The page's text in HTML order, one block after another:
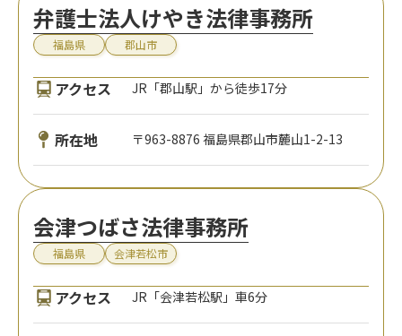
弁護士法人けやき法律事務所
福島県 郡山市
アクセス JR「郡山駅」から徒歩17分
所在地 〒963-8876 福島県郡山市麓山1-2-13
会津つばさ法律事務所
福島県 会津若松市
アクセス JR「会津若松駅」車6分